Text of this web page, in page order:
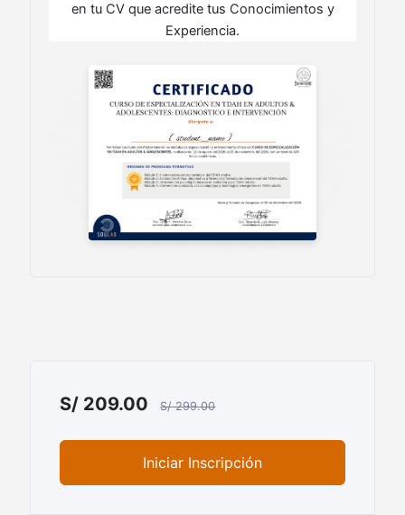
en tu CV que acredite tus Conocimientos y
Experiencia.
S/ 209.00 S/299.00
Iniciar Inscripción